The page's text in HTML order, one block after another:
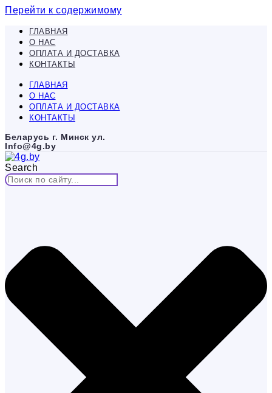
Перейти к содержимому
ГЛАВНАЯ
О НАС
ОПЛАТА И ДОСТАВКА
КОНТАКТЫ
ГЛАВНАЯ
О НАС
ОПЛАТА И ДОСТАВКА
КОНТАКТЫ
Беларусь г. Минск ул.
Info@4g.by
Search